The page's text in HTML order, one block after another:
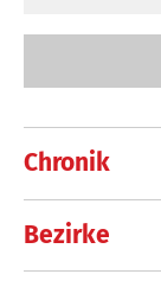
Chronik
Bezirke